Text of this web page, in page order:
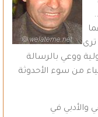
ووعي بالرسالة
من سوء الأحدوثة
والأدبي في